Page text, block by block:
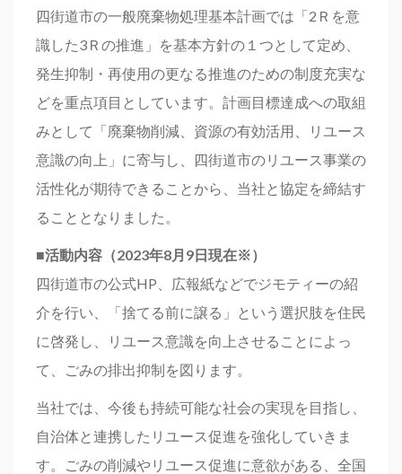
四街道市の一般廃棄物処理基本計画では「2Ｒを意
識した3Ｒの推進」を基本方針の１つとして定め、
発生抑制・再使用の更なる推進のための制度充実な
どを重点項目としています。計画目標達成への取組
みとして「廃棄物削減、資源の有効活用、リユース
意識の向上」に寄与し、四街道市のリユース事業の
活性化が期待できることから、当社と協定を締結す
ることとなりました。
■活動内容（2023年8月9日現在※）
四街道市の公式HP、広報紙などでジモティーの紹
介を行い、「捨てる前に譲る」という選択肢を住民
に啓発し、リユース意識を向上させることによっ
て、ごみの排出抑制を図ります。
当社では、今後も持続可能な社会の実現を目指し、
自治体と連携したリユース促進を強化していきま
す。ごみの削減やリユース促進に意欲がある、全国